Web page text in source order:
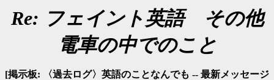
Re: フェイント英語 その他
電車の中でのこと
[掲示板: 〈過去ログ〉英語のことなんでも -- 最新メッセージ